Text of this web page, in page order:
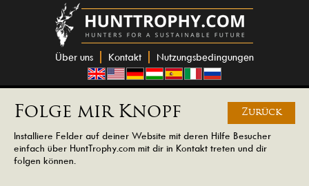
Über uns Kontakt Nutzungsbedingungen
Zurück
Folge mir Knopf
Installiere Felder auf deiner Website mit deren Hilfe Besucher
einfach über HuntTrophy.com mit dir in Kontakt treten und dir
folgen können.